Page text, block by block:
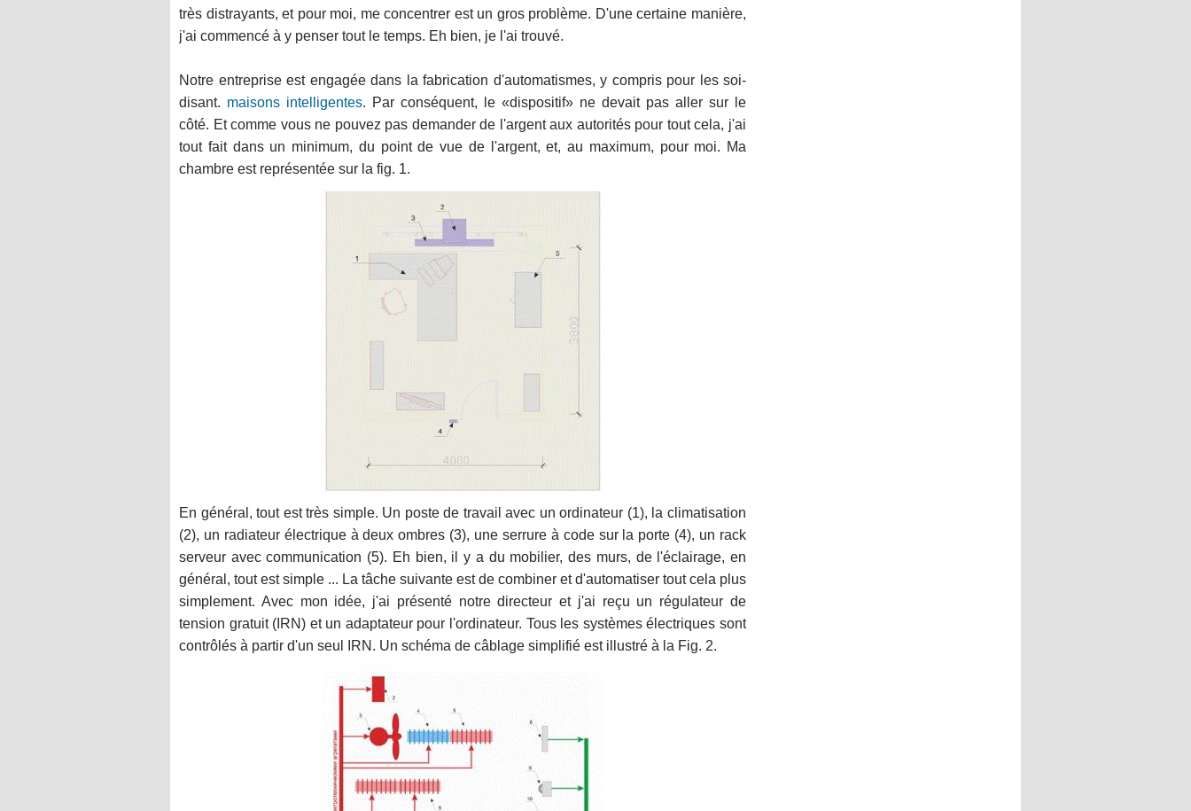
très distrayants, et pour moi, me concentrer est un gros problème. D'une certaine manière,
j'ai commencé à y penser tout le temps. Eh bien, je l'ai trouvé.
Notre entreprise est engagée dans la fabrication d'automatismes, y compris pour les soi-
disant. maisons intelligentes. Par conséquent, le «dispositif» ne devait pas aller sur le
côté. Et comme vous ne pouvez pas demander de l'argent aux autorités pour tout cela, j'ai
tout fait dans un minimum, du point de vue de l'argent, et, au maximum, pour moi. Ma
chambre est représentée sur la fig. 1.
En général, tout est très simple. Un poste de travail avec un ordinateur (1), la climatisation
(2), un radiateur électrique à deux ombres (3), une serrure à code sur la porte (4), un rack
serveur avec communication (5). Eh bien, il y a du mobilier, des murs, de l'éclairage, en
général, tout est simple ... La tâche suivante est de combiner et d'automatiser tout cela plus
simplement. Avec mon idée, j'ai présenté notre directeur et j'ai reçu un régulateur de
tension gratuit (IRN) et un adaptateur pour l'ordinateur. Tous les systèmes électriques sont
contrôlés à partir d'un seul IRN. Un schéma de câblage simplifié est illustré à la Fig. 2.